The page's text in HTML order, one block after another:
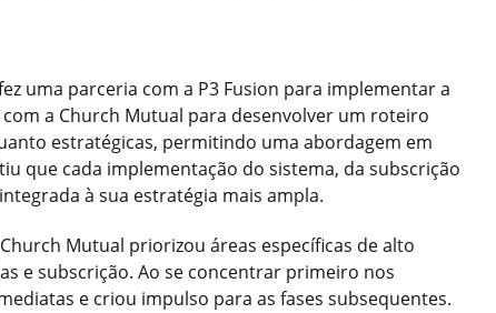
uma parceria com a P3 Fusion para implementar a
a Church Mutual para desenvolver um roteiro
estratégicas, permitindo uma abordagem em
que cada implementação do sistema, da subscrição
à sua estratégia mais ampla.
Mutual priorizou áreas específicas de alto
e subscrição. Ao se concentrar primeiro nos
e criou impulso para as fases subsequentes.